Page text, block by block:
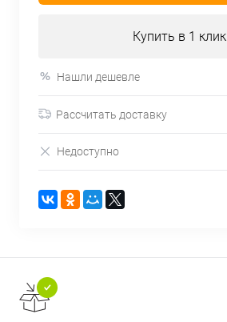
Купить в 1 клик
Нашли дешевле
Рассчитать доставку
Недоступно